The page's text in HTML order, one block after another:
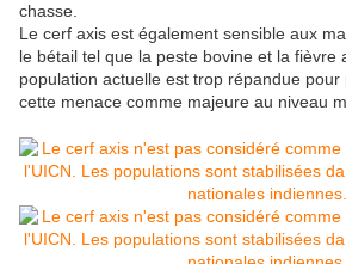
chasse.
Le cerf axis est également sensible aux
le bétail tel que la peste bovine et la fièvre
population actuelle est trop répandue
cette menace comme majeure au niveau